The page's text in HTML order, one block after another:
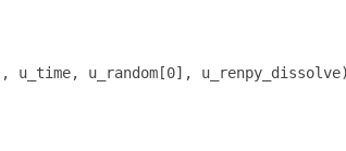
u_time, u_random[0],